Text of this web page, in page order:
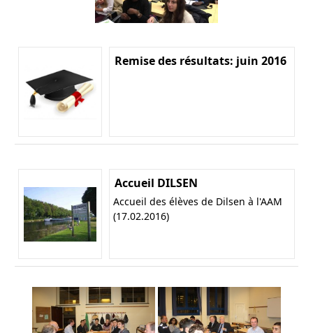
Remise des résultats: juin 2016
Accueil DILSEN
Accueil des élèves de Dilsen à l'AAM
(17.02.2016)